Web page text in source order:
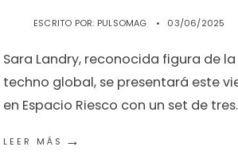
ESCRITO POR: PULSOMAG • 03/06/2025
Sara Landry, reconocida figura de
techno global, se presentará este
en Espacio Riesco con un set de tres
LEER MÁS →